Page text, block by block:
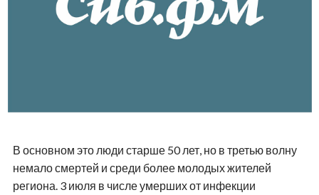
В основном это люди старше 50 лет, но в третью волну
немало смертей и среди более молодых жителей
региона. 3 июля в числе умерших от инфекции